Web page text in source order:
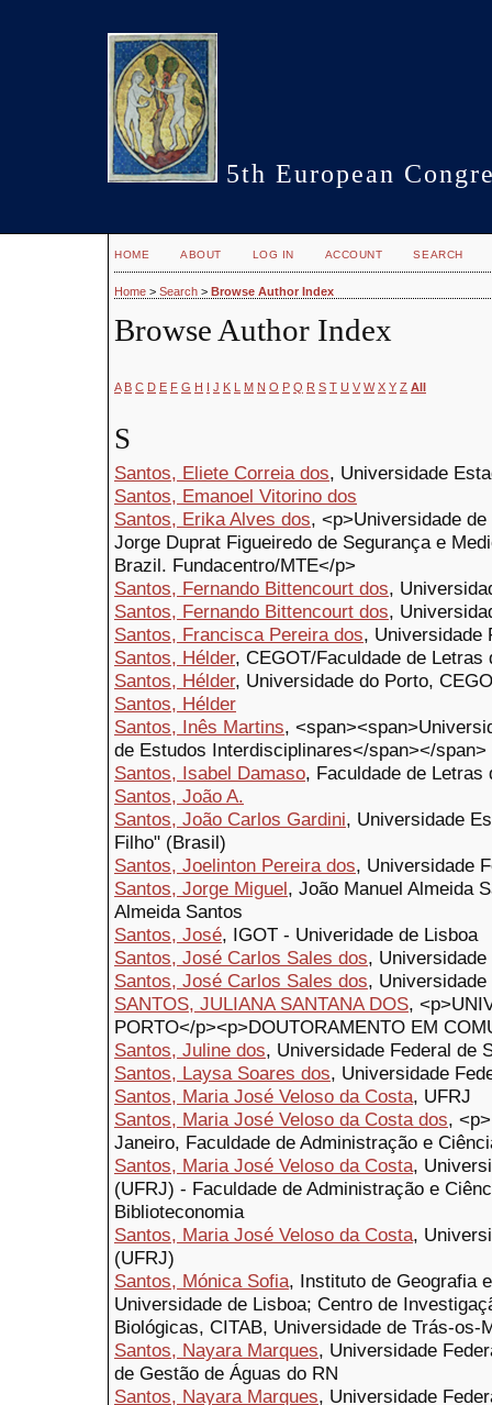
5th European
HOME ABOUT LOG IN ACCOUNT SEARCH
Home > Search > Browse Author Index
Browse Author Index
A B C D E F G H I J K L M N O P Q R S T U V W X Y Z All
S
Santos, Eliete Correia dos, Universidade
Santos, Emanoel Vitorino dos
Santos, Erika Alves dos, <p>Universidade
Jorge Duprat Figueiredo de Segurança e
Brazil. Fundacentro/MTE</p>
Santos, Fernando Bittencourt dos,
Santos, Fernando Bittencourt dos,
Santos, Francisca Pereira dos, Universidade
Santos, Hélder, CEGOT/Faculdade de
Santos, Hélder, Universidade do Porto,
Santos, Hélder
Santos, Inês Martins,
de Estudos Interdisciplinares</span></span>
Santos, Isabel Damaso, Faculdade de Letras
Santos, João A.
Santos, João Carlos Gardini, Universidade
Filho" (Brasil)
Santos, Joelinton Pereira dos, Universidade
Santos, Jorge Miguel, João Manuel Almeida
Almeida Santos
Santos, José, IGOT - Univeridade de Lisboa
Santos, José Carlos Sales dos,
Santos, José Carlos Sales dos,
SANTOS, JULIANA SANTANA DOS,
PORTO</p><p>DOUTORAMENTO EM
Santos, Juline dos, Universidade Federal de
Santos, Laysa Soares dos, Universidade
Santos, Maria José Veloso da Costa, UFRJ
Santos, Maria José Veloso da Costa dos,
Janeiro, Faculdade de Administração e
Santos, Maria José Veloso da Costa,
(UFRJ) - Faculdade de Administração e
Biblioteconomia
Santos, Maria José Veloso da Costa,
(UFRJ)
Santos, Mónica Sofia, Instituto de Geografia
Universidade de Lisboa; Centro de
Biológicas, CITAB, Universidade de Trás-os-
Santos, Nayara Marques, Universidade
de Gestão de Águas do RN
Santos, Nayara Marques, Universidade